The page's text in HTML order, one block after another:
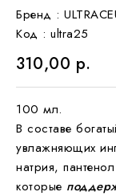
Бренд :
Код : ultra25
310,00 р.
100 мл.
В составе
увлажняющих
натрия,
которые